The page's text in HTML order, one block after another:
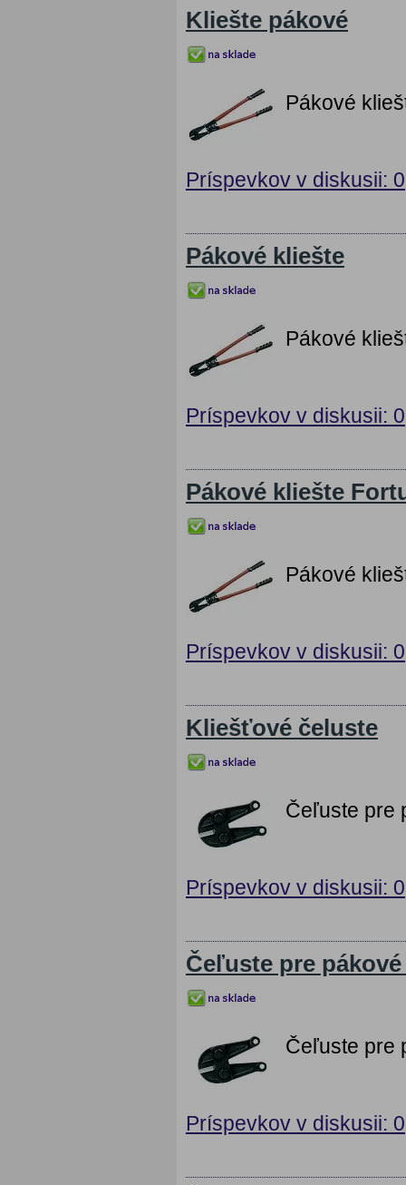
Kliešte pákové
Pákové
Príspevkov v diskusii: 0
Pákové kliešte
Pákové
Príspevkov v diskusii: 0
Pákové kliešte
Pákové
Príspevkov v diskusii: 0
Kliešťové čeluste
Čeľuste pre
Príspevkov v diskusii: 0
Čeľuste pre
Čeľuste pre
Príspevkov v diskusii: 0